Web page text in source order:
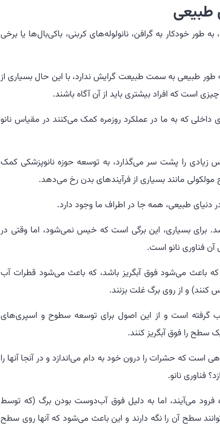
طبیعی
طور خودکار به گرافن، نانولوله‌های کربنی، باکی‌بال‌ها یا برخی
به طور طبیعی به سمت طبیعت گرایش ندارد، با این حال بسیاری از
است که افراد بیشتری باید از آن آگاه باشند.
داخلی که به ما در عملکرد روزمره کمک می‌کنند در مقیاس نانو
زیادی را پشت سر می‌گذارد، به توسعه حوزه نانوپزشکی کمک
مانند بسیاری از فرآیندهای بدن رخ می‌دهد.
دنیای طبیعی، همه جا در اطراف ما وجود دارد.
برای بسیاری، این برگی است که خیس نمی‌شود، اما وقتی در
آن فناوری نانو است.
که باعث می‌شود فوق آبگریز باشد، که باعث می‌شود قطرات آب
کنند) و از روی برگ غلت بزنند.
لقب گرفته است و از این اصول برای توسعه سطوح و اسپری‌های
سطح را فوق آبگریز کنند.
است که حشرات را درون خود به دام می‌اندازد و در آنجا آنها را
فناوری نانو.
می‌آیند، اما به دلیل فوق آب‌دوست بودن برگ (که توسط
سطح آن را نگه دارند و این باعث می‌شود که آنها روی سطح